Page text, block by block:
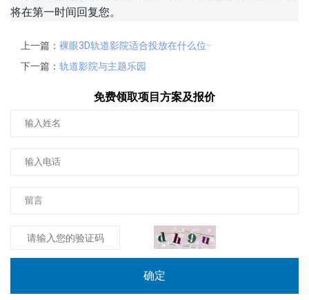
将在第一时间回复您。
上一篇： 裸眼3D轨道影院适合投放在什么位···
下一篇： 轨道影院与主题乐园
免费领取项目方案及报价
确定